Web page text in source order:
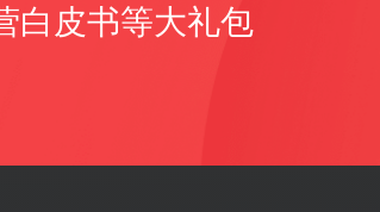
白皮书等大礼包